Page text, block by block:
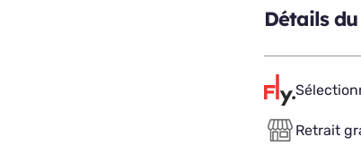
Détails
Retrait